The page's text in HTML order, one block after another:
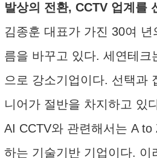
발상의 전환, CCTV 업계를
김종훈 대표가 가진 30여
름을 바꾸고 있다. 세연테크
으로 강소기업이다. 선택과
니어가 절반을 차지하고 있
AI CCTV와 관련해서는 A
하는 기술기반 기업이다. 이